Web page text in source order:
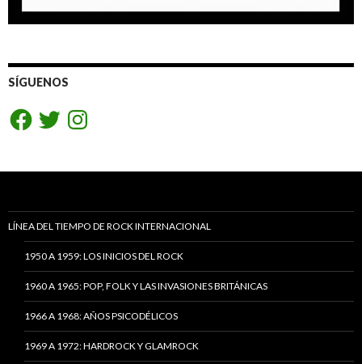
SÍGUENOS
FacebookTwitterInstagram
LÍNEA DEL TIEMPO DE ROCK INTERNACIONAL
1950 A 1959: LOS INICIOS DEL ROCK
1960 A 1965: POP, FOLK Y LAS INVASIONES BRITÁNICAS
1966 A 1968: AÑOS PSICODÉLICOS
1969 A 1972: HARDROCK Y GLAMROCK